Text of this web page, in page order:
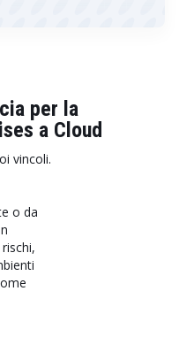
per la
a Cloud
vincoli.
o da